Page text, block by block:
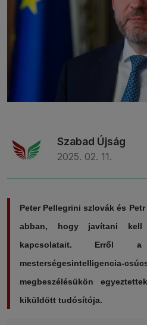
Szabad Újság
2025. 02. 11.
Peter Pellegrini szlovák és
abban, hogy javítani
kapcsolatait. Erről a
mesterségesintelligencia-
megbeszélésükön
kiküldött tudósítója.